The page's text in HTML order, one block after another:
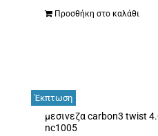
price
Προσθήκη στο καλάθι
Έκπτωση
μεσινεζα carbon3 twist
nc1005